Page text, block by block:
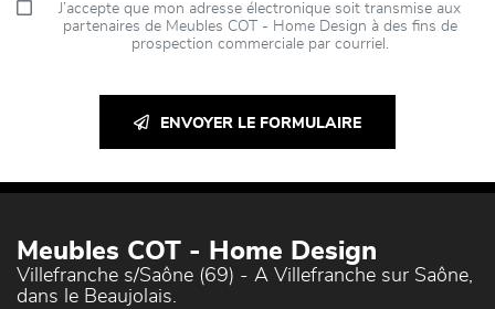
J’accepte que mon adresse électronique soit transmise aux
partenaires de Meubles COT - Home Design à des fins de
prospection commerciale par courriel.
ENVOYER LE FORMULAIRE
Meubles COT - Home Design
Villefranche s/Saône (69) - A Villefranche sur Saône,
dans le Beaujolais.